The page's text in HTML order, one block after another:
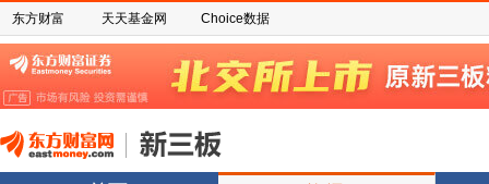
东方财富 天天基金网 Choice数据